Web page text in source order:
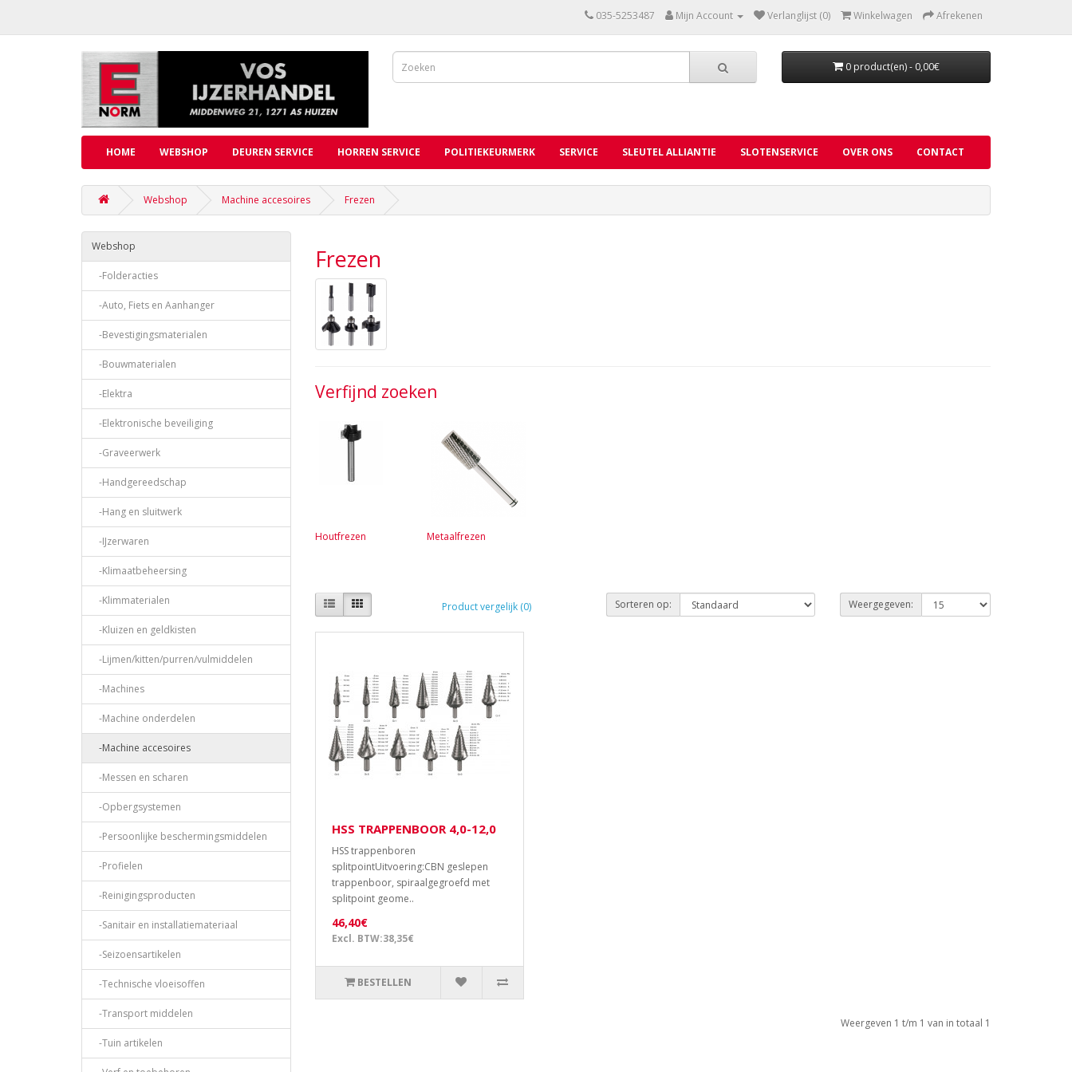
035-5253487 Mijn Account Verlanglijst (0) Winkelwagen Afrekenen
0 product(en) - 0,00€
HOME WEBSHOP DEUREN SERVICE HORREN SERVICE POLITIEKEURMERK SERVICE SLEUTEL ALLIANTIE SLOTENSERVICE OVER ONS CONTACT
Webshop Machine accesoires Frezen
Webshop
-Folderacties
-Auto, Fiets en Aanhanger
-Bevestigingsmaterialen
-Bouwmaterialen
-Elektra
-Elektronische beveiliging
-Graveerwerk
-Handgereedschap
-Hang en sluitwerk
-IJzerwaren
-Klimaatbeheersing
-Klimmaterialen
-Kluizen en geldkisten
-Lijmen/kitten/purren/vulmiddelen
-Machines
-Machine onderdelen
-Machine accesoires
-Messen en scharen
-Opbergsystemen
-Persoonlijke beschermingsmiddelen
-Profielen
-Reinigingsproducten
-Sanitair en installatiemateriaal
-Seizoensartikelen
-Technische vloeisoffen
-Transport middelen
-Tuin artikelen
Frezen
Verfijnd zoeken
Houtfrezen Metaalfrezen
Product vergelijk (0) Sorteren op: Weergegeven:
HSS TRAPPENBOOR 4,0-12,0
HSS trappenboren
splitpointUitvoering:CBN geslepen
trappenboor, spiraalgegroefd met
splitpoint geome..
46,40€
Excl. BTW:38,35€
BESTELLEN
Weergeven 1 t/m 1 van in totaal 1